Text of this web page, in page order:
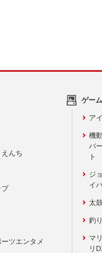
んち
プ
ツエンタメ
ゲー
ア
機
バ
ト
ジ
イ
太
釣
マ
リ